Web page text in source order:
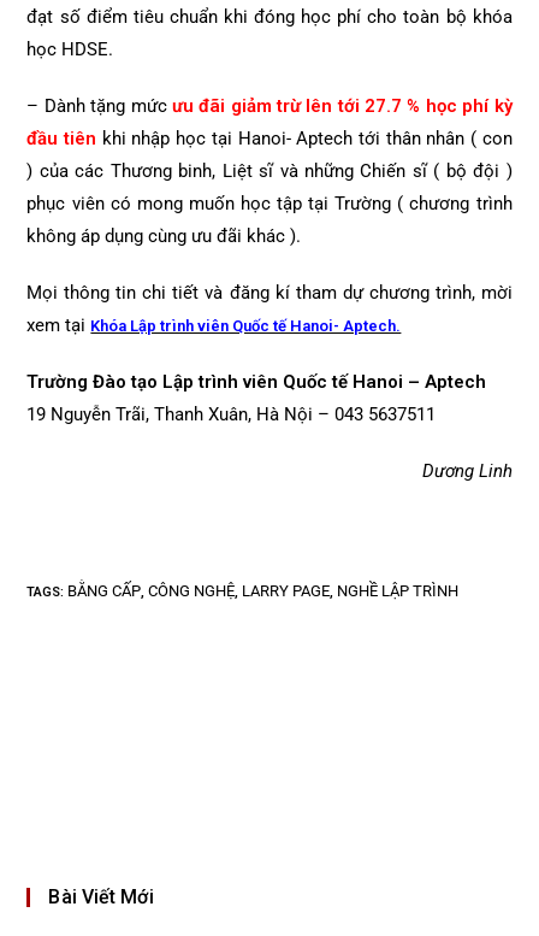
đạt số điểm tiêu chuẩn khi đóng học phí cho toàn bộ khóa
học HDSE.
– Dành tặng mức ưu đãi giảm trừ lên tới 27.7 % học phí kỳ
đầu tiên khi nhập học tại Hanoi- Aptech tới thân nhân ( con
) của các Thương binh, Liệt sĩ và những Chiến sĩ ( bộ đội )
phục viên có mong muốn học tập tại Trường ( chương trình
không áp dụng cùng ưu đãi khác ).
Mọi thông tin chi tiết và đăng kí tham dự chương trình, mời
xem tại Khóa Lập trình viên Quốc tế Hanoi- Aptech.
Trường Đào tạo Lập trình viên Quốc tế Hanoi – Aptech
19 Nguyễn Trãi, Thanh Xuân, Hà Nội – 043 5637511
Dương Linh
TAGS: BẰNG CẤP, CÔNG NGHỆ, LARRY PAGE, NGHỀ LẬP TRÌNH
Bài Viết Mới